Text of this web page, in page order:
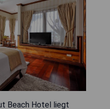
Beach Hotel liegt